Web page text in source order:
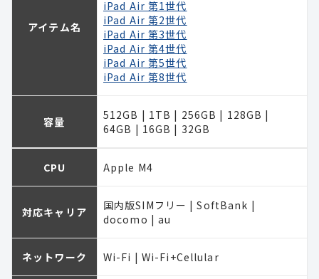
アイテム名
iPad Air 第1世代
iPad Air 第2世代
iPad Air 第3世代
iPad Air 第4世代
iPad Air 第5世代
iPad Air 第8世代
容量
512GB | 1TB | 256GB | 128GB |
64GB | 16GB | 32GB
CPU Apple M4
対応キャリア
国内版SIMフリー | SoftBank |
docomo | au
ネットワーク Wi-Fi | Wi-Fi+Cellular